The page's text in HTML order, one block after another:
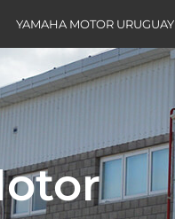
YAMAHA MOTOR URUGUAY